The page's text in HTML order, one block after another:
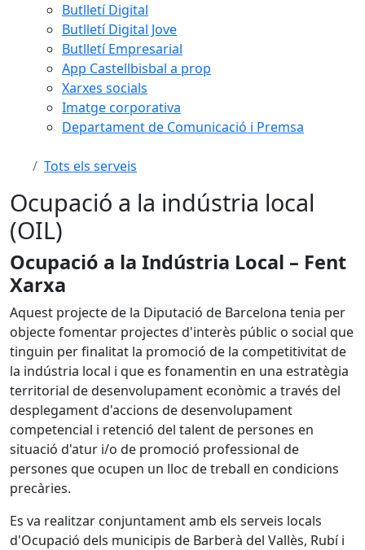
Butlletí Digital
Butlletí Digital Jove
Butlletí Empresarial
App Castellbisbal a prop
Xarxes socials
Imatge corporativa
Departament de Comunicació i Premsa
Tots els serveis
Ocupació a la indústria local
(OIL)
Ocupació a la Indústria Local – Fent
Xarxa
Aquest projecte de la Diputació de Barcelona tenia per
objecte fomentar projectes d'interès públic o social que
tinguin per finalitat la promoció de la competitivitat de
la indústria local i que es fonamentin en una estratègia
territorial de desenvolupament econòmic a través del
desplegament d'accions de desenvolupament
competencial i retenció del talent de persones en
situació d'atur i/o de promoció professional de
persones que ocupen un lloc de treball en condicions
precàries.
Es va realitzar conjuntament amb els serveis locals
d'Ocupació dels municipis de Barberà del Vallès, Rubí i